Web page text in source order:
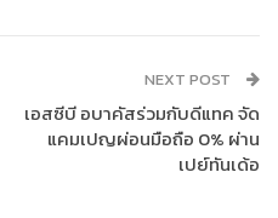
และของแถมจากแบรนด์ดัง
ษทุกชั่วโมง และสิทธิความคุ้มค่า
ด
ขนขบวนกิจกรรมสุดเซอร์
NEXT POST
เอสซีบี อบาคัสร่วมกับดีแทค จัด
แคมเปญผ่อนมือถือ 0% ผ่าน
เปย์ทันเด้อ